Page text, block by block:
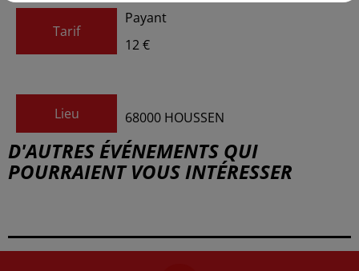
Tarif
Payant
12 €
Lieu 68000 HOUSSEN
D'AUTRES ÉVÉNEMENTS QUI
POURRAIENT VOUS INTÉRESSER